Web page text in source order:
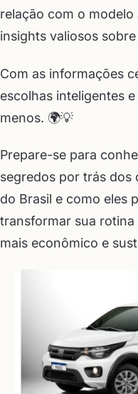
relação com o modelo
insights valiosos
Com as informações
escolhas inteligentes
menos. 🌍💡
Prepare-se para
segredos por trás dos
do Brasil e como eles
transformar sua
mais econômico e